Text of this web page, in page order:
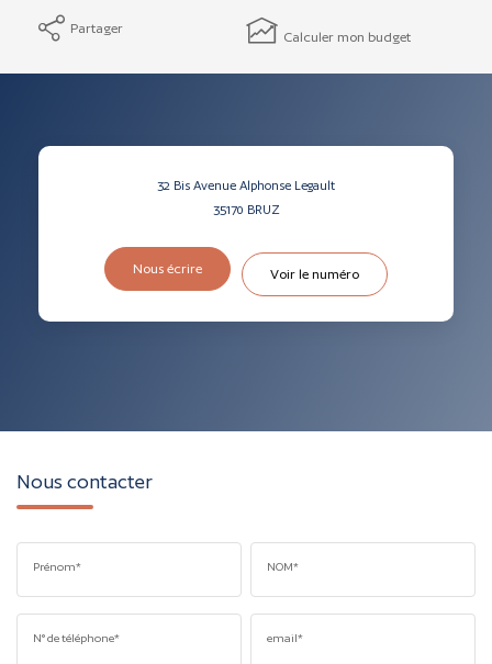
Partager
Calculer mon budget
32 Bis Avenue Alphonse Legault
35170 BRUZ
Nous écrire Voir le numéro
Nous contacter
Prénom* NOM*
N° de téléphone* email*